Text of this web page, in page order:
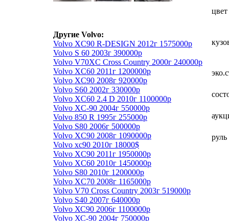
Другие Volvo:
Volvo XC90 R-DESIGN 2012г 1575000р
Volvo S 60 2003г 390000р
Volvo V70XC Cross Country 2000г 240000р
Volvo XC60 2011г 1200000р
Volvo XC90 2008г 920000р
Volvo S60 2002г 330000р
Volvo XC60 2.4 D 2010г 1100000р
Volvo XC-90 2004г 550000р
Volvo 850 R 1995г 255000р
Volvo S80 2006г 500000р
Volvo XC90 2008г 1090000р
Volvo xc90 2010г 18000$
Volvo XC90 2011г 1950000р
Volvo XC60 2010г 1450000р
Volvo S80 2010г 1200000р
Volvo XC70 2008г 1165000р
Volvo V70 Cross Country 2003г 519000р
Volvo S40 2007г 640000р
Volvo ХС90 2006г 1100000р
Volvo ХС-90 2004г 750000р
цвет
руль